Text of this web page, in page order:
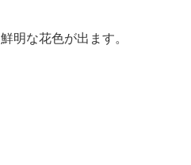
明な花色が出ます。